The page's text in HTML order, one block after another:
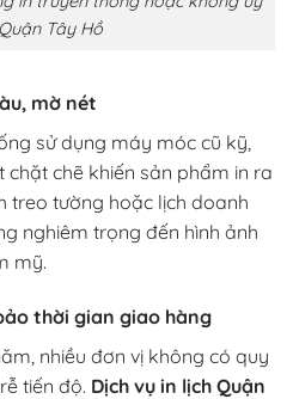
Tây Hồ
mờ nét
sử dụng máy móc cũ kỹ,
chẽ khiến sản phẩm in ra
treo tường hoặc lịch doanh
nghiêm trọng đến hình ảnh
mỹ.
thời gian giao hàng
nhiều đơn vị không có quy
tiến độ. Dịch vụ in lịch Quận